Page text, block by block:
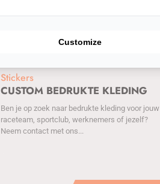
Stickers
CUSTOM BEDRUKTE KLEDING
Ben je op zoek naar bedrukte kleding voor jouw
raceteam, sportclub, werknemers of jezelf?
Neem contact met ons...
Customize